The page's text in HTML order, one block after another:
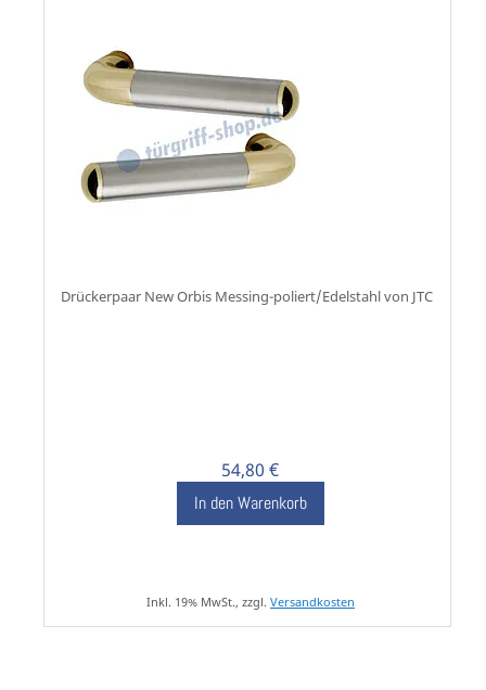
Drückerpaar New Orbis Messing-poliert/Edelstahl von JTC
54,80 €
In den Warenkorb
Inkl. 19% MwSt., zzgl. Versandkosten